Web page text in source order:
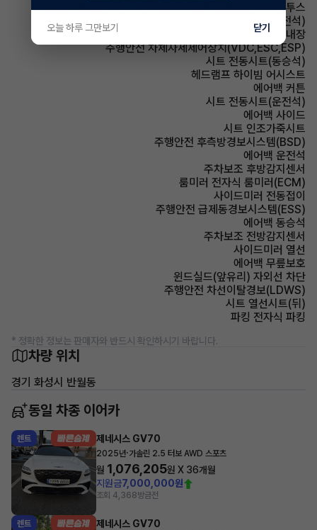
유무선단자 블루투스
시트 메모리시트(운전석)
스티어링휠 열선내장
주행안전 차체자세제어장치(VDC,ESC,ESP)
시트 전동시트(동승석)
헤드램프 하이빔 어시스트
에어백 커튼
시트 전동시트(운전석)
에어백 사이드
시트 인조가죽시트
주행안전 후측방경보시스템(BSD)
에어백 운전석
주차보조 후방감지센서
룸미러 전자식 룸미러(ECM)
사이드미러 전동접이
주행안전 급제동경보시스템(ESS)
에어백 동승석
주차보조 전방감지센서
사이드미러 열선
에어백 무릎보호
윈드실드(앞유리) 자외선 차단
주행안전 차선이탈경보(LDWS)
시트 열선시트(뒤)
파킹 전자식 파킹
* 정확한 정보는 판매자와 반드시 확인하시기 바랍니다.
차량 위치
경기 화성시 반월동
동일 차종 이어카
렌트 제네시스 GV70
2025년·가솔린 2.5 터보 AWD 스포츠
월 1,076,205원 X 36개월
지원금7,000,000원
조회 4,368방금전
렌트 제네시스 GV70
오늘 하루 그만보기 닫기